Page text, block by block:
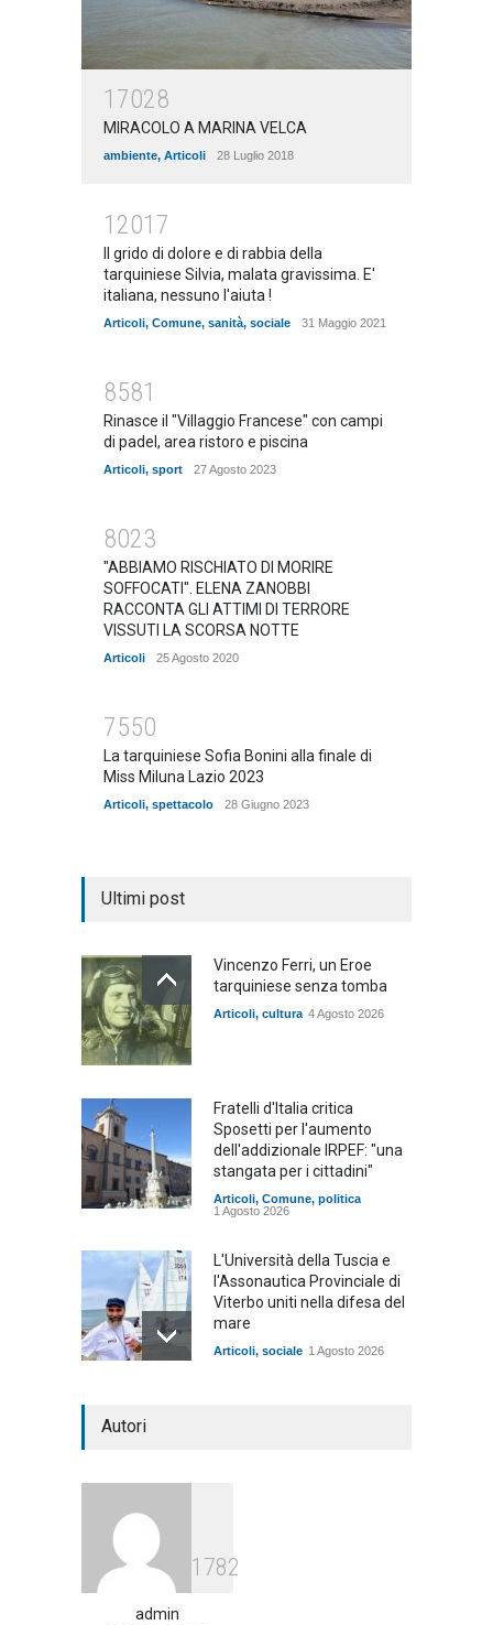
17028
MIRACOLO A MARINA VELCA
ambiente, Articoli 28 Luglio 2018
12017
Il grido di dolore e di rabbia della
tarquiniese Silvia, malata gravissima. E'
italiana, nessuno l'aiuta !
Articoli, Comune, sanità, sociale 31 Maggio 2021
8581
Rinasce il "Villaggio Francese" con campi
di padel, area ristoro e piscina
Articoli, sport 27 Agosto 2023
8023
"ABBIAMO RISCHIATO DI MORIRE
SOFFOCATI". ELENA ZANOBBI
RACCONTA GLI ATTIMI DI TERRORE
VISSUTI LA SCORSA NOTTE
Articoli 25 Agosto 2020
7550
La tarquiniese Sofia Bonini alla finale di
Miss Miluna Lazio 2023
Articoli, spettacolo 28 Giugno 2023
Ultimi post
Vincenzo Ferri, un Eroe
tarquiniese senza tomba
Articoli, cultura 4 Agosto 2026
Fratelli d'Italia critica
Sposetti per l'aumento
dell'addizionale IRPEF: "una
stangata per i cittadini"
Articoli, Comune, politica
1 Agosto 2026
L'Università della Tuscia e
l'Assonautica Provinciale di
Viterbo uniti nella difesa del
mare
Articoli, sociale 1 Agosto 2026
arrivano i pagamenti PAC, la
Autori
1782
admin